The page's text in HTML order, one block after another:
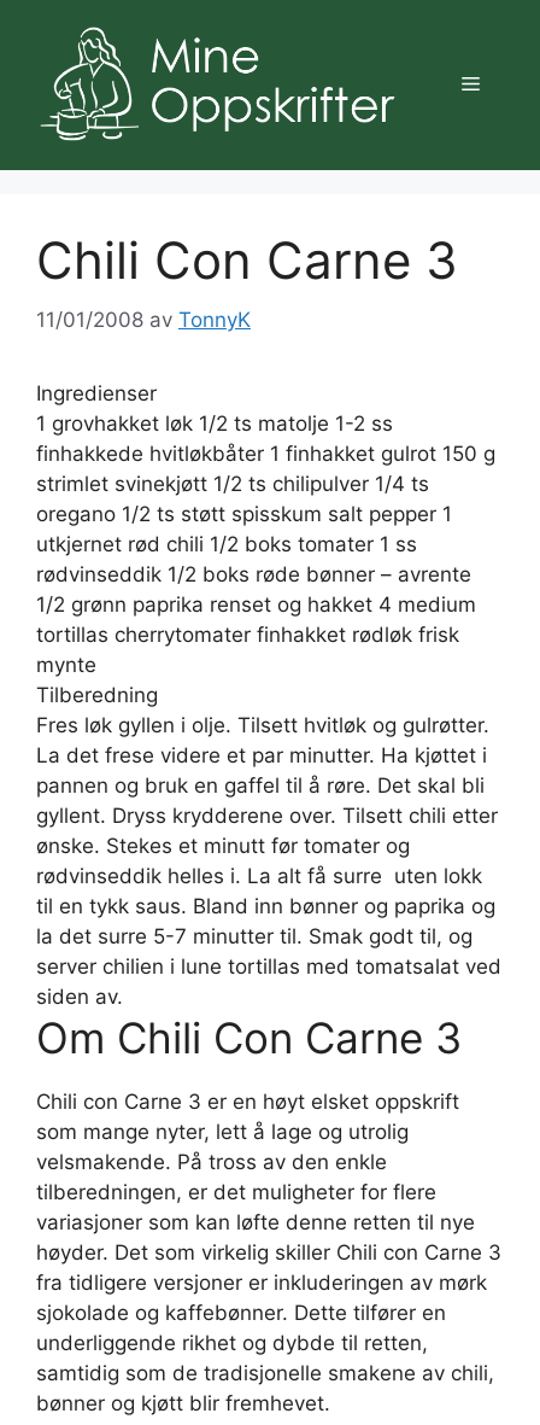
innhold
Meny
Chili Con Carne 3
11/01/2008 av TonnyK
Ingredienser
1 grovhakket løk 1/2 ts matolje 1-2 ss
finhakkede hvitløkbåter 1 finhakket gulrot 150 g
strimlet svinekjøtt 1/2 ts chilipulver 1/4 ts
oregano 1/2 ts støtt spisskum salt pepper 1
utkjernet rød chili 1/2 boks tomater 1 ss
rødvinseddik 1/2 boks røde bønner – avrente
1/2 grønn paprika renset og hakket 4 medium
tortillas cherrytomater finhakket rødløk frisk
mynte
Tilberedning
Fres løk gyllen i olje. Tilsett hvitløk og gulrøtter.
La det frese videre et par minutter. Ha kjøttet i
pannen og bruk en gaffel til å røre. Det skal bli
gyllent. Dryss krydderene over. Tilsett chili etter
ønske. Stekes et minutt før tomater og
rødvinseddik helles i. La alt få surre  uten lokk 
til en tykk saus. Bland inn bønner og paprika og
la det surre 5-7 minutter til. Smak godt til, og
server chilien i lune tortillas med tomatsalat ved
siden av.
Om Chili Con Carne 3
Chili con Carne 3 er en høyt elsket oppskrift
som mange nyter, lett å lage og utrolig
velsmakende. På tross av den enkle
tilberedningen, er det muligheter for flere
variasjoner som kan løfte denne retten til nye
høyder. Det som virkelig skiller Chili con Carne 3
fra tidligere versjoner er inkluderingen av mørk
sjokolade og kaffebønner. Dette tilfører en
underliggende rikhet og dybde til retten,
samtidig som de tradisjonelle smakene av chili,
bønner og kjøtt blir fremhevet.